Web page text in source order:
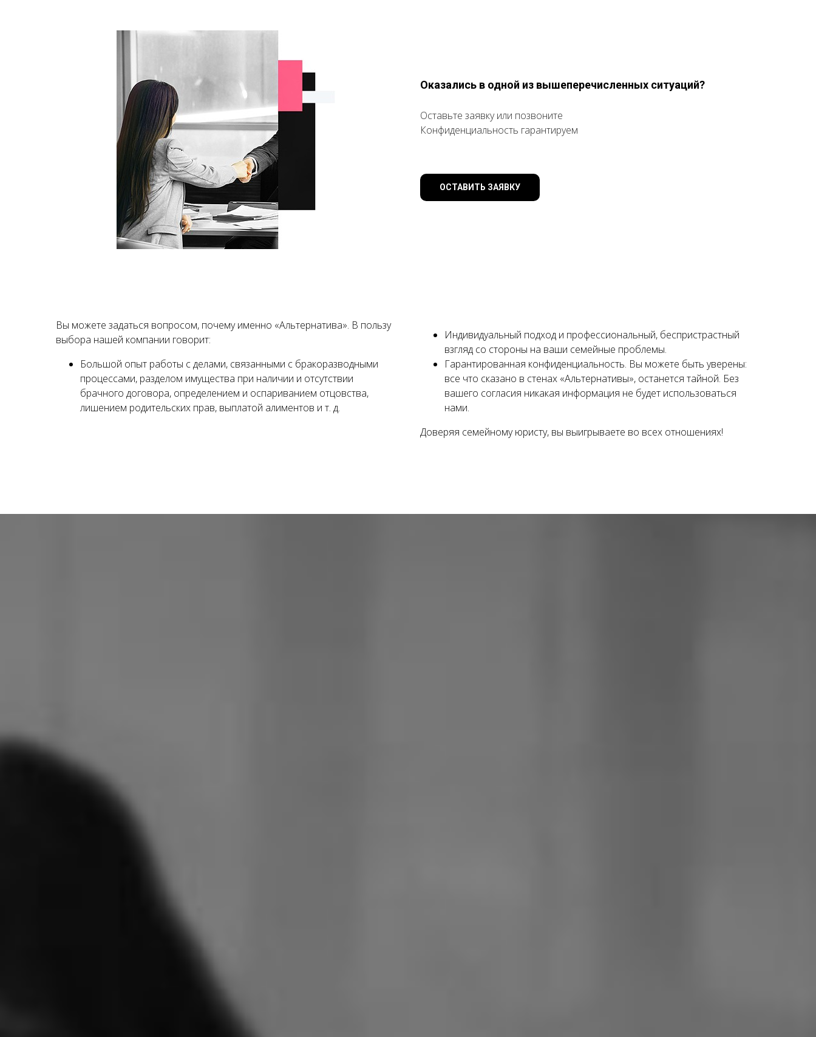
Оказались в одной из вышеперечисленных ситуаций?
Оставьте заявку или позвоните
Конфиденциальность гарантируем
ОСТАВИТЬ ЗАЯВКУ
Вы можете задаться вопросом, почему именно «Альтернатива». В пользу
выбора нашей компании говорит:
Большой опыт работы с делами, связанными с бракоразводными
процессами, разделом имущества при наличии и отсутствии
брачного договора, определением и оспариванием отцовства,
лишением родительских прав, выплатой алиментов и т. д.
Индивидуальный подход и профессиональный, беспристрастный
взгляд со стороны на ваши семейные проблемы.
Гарантированная конфиденциальность. Вы можете быть уверены:
все что сказано в стенах «Альтернативы», останется тайной. Без
вашего согласия никакая информация не будет использоваться
нами.
Доверяя семейному юристу, вы выигрываете во всех отношениях!